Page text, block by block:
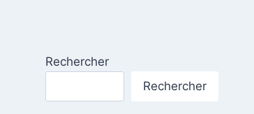
Rechercher
Rechercher